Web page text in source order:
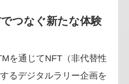
つなぐ新たな体験
を通じてNFT（非代替性
るデジタルラリー企画を